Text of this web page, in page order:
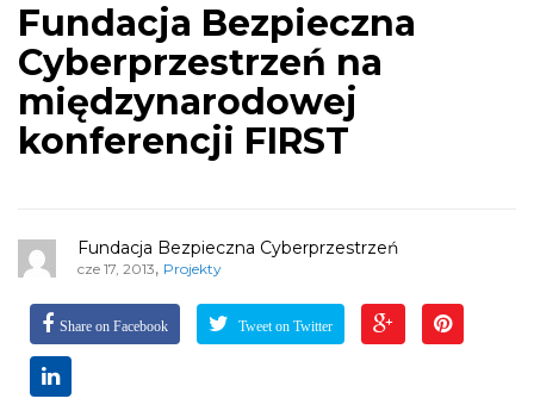
Fundacja Bezpieczna
Cyberprzestrzeń na
międzynarodowej
konferencji FIRST
Fundacja Bezpieczna Cyberprzestrzeń
cze 17, 2013, Projekty
Share on Facebook Tweet on Twitter